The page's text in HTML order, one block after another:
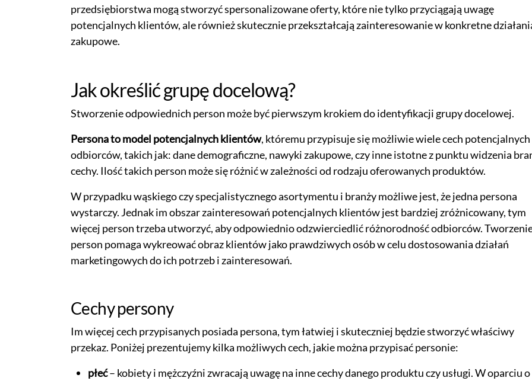
przedsiębiorstwa mogą stworzyć spersonalizowane oferty, które nie tylko przyciągają uwagę
potencjalnych klientów, ale również skutecznie przekształcają zainteresowanie w konkretne
zakupowe.
Jak określić grupę docelową?
Stworzenie odpowiednich person może być pierwszym krokiem do identyfikacji grupy docelowej.
Persona to model potencjalnych klientów, któremu przypisuje się możliwie wiele cech potencjalnych
odbiorców, takich jak: dane demograficzne, nawyki zakupowe, czy inne istotne z punktu widzenia
cechy. Ilość takich person może się różnić w zależności od rodzaju oferowanych produktów.
W przypadku wąskiego czy specjalistycznego asortymentu i branży możliwe jest, że jedna persona
wystarczy. Jednak im obszar zainteresowań potencjalnych klientów jest bardziej zróżnicowany, tym
więcej person trzeba utworzyć, aby odpowiednio odzwierciedlić różnorodność odbiorców.
person pomaga wykreować obraz klientów jako prawdziwych osób w celu dostosowania działań
marketingowych do ich potrzeb i zainteresowań.
Cechy persony
Im więcej cech przypisanych posiada persona, tym łatwiej i skuteczniej będzie stworzyć właściwy
przekaz. Poniżej prezentujemy kilka możliwych cech, jakie można przypisać personie:
płeć– kobiety i mężczyźni zwracają uwagę na inne cechy danego produktu czy usługi. W oparciu o